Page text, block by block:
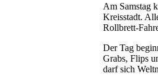
Am Samstag
Kreisstadt.
Rollbrett-
Der Tag
Grabs, Flips
darf sich